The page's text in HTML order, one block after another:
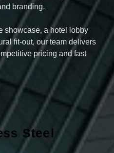
branding.
a hotel lobby
fit-out, our team delivers
pricing and fast
Steel